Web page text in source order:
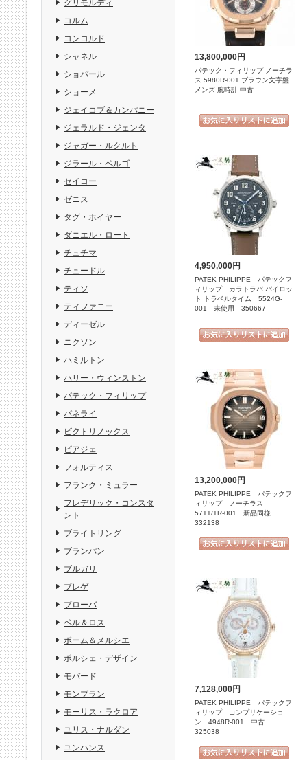
13,800,000円
パテック・フィリップ ノーチラ
ス 5980R-001 ブラウン文字盤
メンズ 腕時計 中古
4,950,000円
PATEK PHILIPPE パテックフ
ィリップ カラトラバ パイロッ
ト トラベルタイム 5524G-
001 未使用 350667
13,200,000円
PATEK PHILIPPE パテックフ
ィリップ ノーチラス
5711/1R-001 新品同様
332138
7,128,000円
PATEK PHILIPPE パテックフ
ィリップ コンプリケーショ
ン 4948R-001 中古
325038
グリモルディ
コルム
コンコルド
シャネル
ショパール
ショーメ
ジェイコブ＆カンパニー
ジェラルド・ジェンタ
ジャガー・ルクルト
ジラール・ペルゴ
セイコー
ゼニス
タグ・ホイヤー
ダニエル・ロート
チュチマ
チュードル
ティソ
ティファニー
ディーゼル
ニクソン
ハミルトン
ハリー・ウィンストン
パテック・フィリップ
パネライ
ビクトリノックス
ピアジェ
フォルティス
フランク・ミュラー
フレデリック・コンスタ
ント
ブライトリング
ブランパン
ブルガリ
ブレゲ
ブローバ
ベル＆ロス
ボーム＆メルシエ
ポルシェ・デザイン
モバード
モンブラン
モーリス・ラクロア
ユリス・ナルダン
ユンハンス